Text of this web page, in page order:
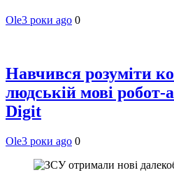
Ole3 роки ago 0
Навчився розуміти
людській мові
Digit
Ole3 роки ago 0